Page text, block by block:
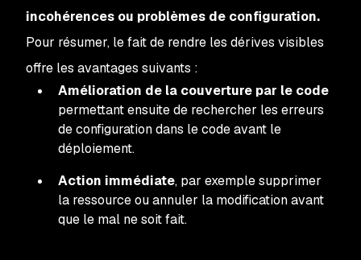
incohérences ou problèmes de configuration.
Pour résumer, le fait de rendre les dérives visibles
offre les avantages suivants :
Amélioration de la couverture par le code
permettant ensuite de rechercher les erreurs
de configuration dans le code avant le
déploiement.
Action immédiate, par exemple supprimer
la ressource ou annuler la modification avant
que le mal ne soit fait.